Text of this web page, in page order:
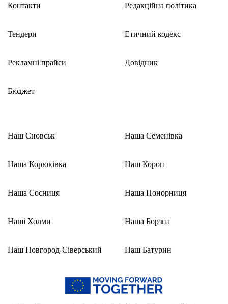
Контакти
Тендери
Рекламні прайси
Бюджет
Редакційна політика
Етичний кодекс
Довідник
Наш Сновськ
Наша Корюківка
Наша Сосниця
Наші Холми
Наш Новгород-Сіверський
Наша Семенівка
Наш Короп
Наша Понорниця
Наша Борзна
Наш Батурин